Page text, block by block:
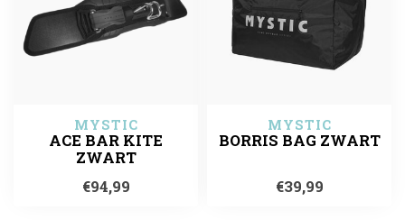
MYSTIC
ACE BAR KITE
ZWART
€94,99
MYSTIC
BORRIS BAG ZWART
€39,99